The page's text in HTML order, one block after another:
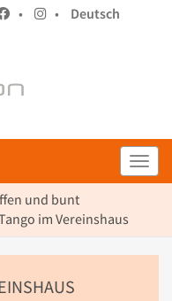
• •
Deutsch
und bunt
im Vereinshaus